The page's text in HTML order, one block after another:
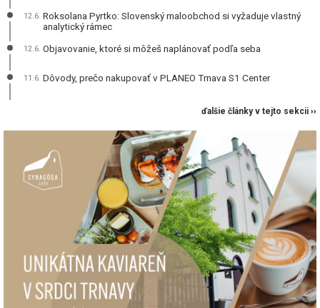
12.6. Roksolana Pyrtko: Slovenský maloobchod si vyžaduje vlastný
analytický rámec
12.6. Objavovanie, ktoré si môžeš naplánovať podľa seba
11.6. Dôvody, prečo nakupovať v PLANEO Trnava S1 Center
ďalšie články v tejto sekcii ››